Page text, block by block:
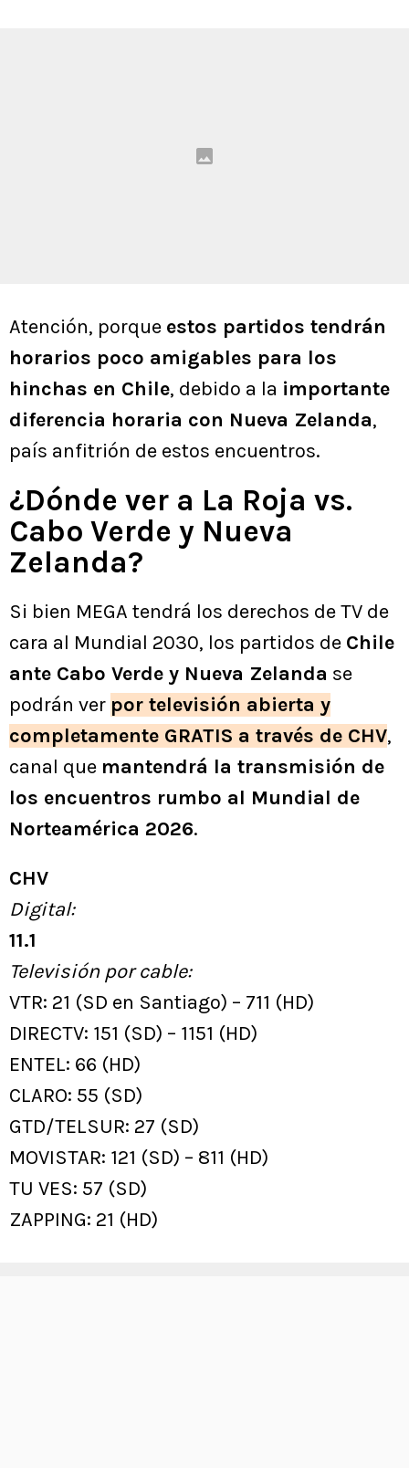
Atención, porque estos partidos tendrán
horarios poco amigables para los
hinchas en Chile, debido a la importante
diferencia horaria con Nueva Zelanda,
país anfitrión de estos encuentros.
¿Dónde ver a La Roja vs.
Cabo Verde y Nueva
Zelanda?
Si bien MEGA tendrá los derechos de TV de
cara al Mundial 2030, los partidos de Chile
ante Cabo Verde y Nueva Zelanda se
podrán ver por televisión abierta y
completamente GRATIS a través de CHV,
canal que mantendrá la transmisión de
los encuentros rumbo al Mundial de
Norteamérica 2026.
CHV
Digital:
11.1
Televisión por cable:
VTR: 21 (SD en Santiago) – 711 (HD)
DIRECTV: 151 (SD) – 1151 (HD)
ENTEL: 66 (HD)
CLARO: 55 (SD)
GTD/TELSUR: 27 (SD)
MOVISTAR: 121 (SD) – 811 (HD)
TU VES: 57 (SD)
ZAPPING: 21 (HD)